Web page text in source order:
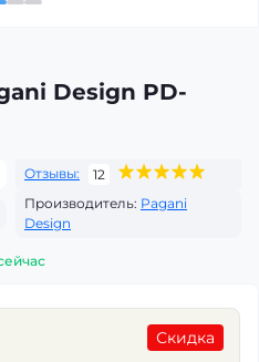
Design PD-
Отзывы: 12
Производитель: Pagani
Design
Скидка